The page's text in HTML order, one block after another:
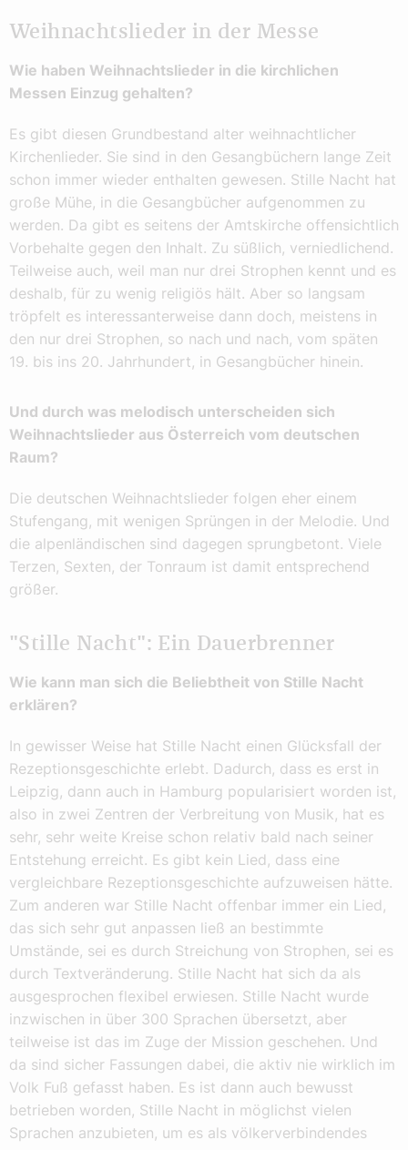
Weihnachtslieder in der Messe
Wie haben Weihnachtslieder in die kirchlichen
Messen Einzug gehalten?
Es gibt diesen Grundbestand alter weihnachtlicher
Kirchenlieder. Sie sind in den Gesangbüchern lange Zeit
schon immer wieder enthalten gewesen. Stille Nacht hat
große Mühe, in die Gesangbücher aufgenommen zu
werden. Da gibt es seitens der Amtskirche offensichtlich
Vorbehalte gegen den Inhalt. Zu süßlich, verniedlichend.
Teilweise auch, weil man nur drei Strophen kennt und es
deshalb, für zu wenig religiös hält. Aber so langsam
tröpfelt es interessanterweise dann doch, meistens in
den nur drei Strophen, so nach und nach, vom späten
19. bis ins 20. Jahrhundert, in Gesangbücher hinein.
Und durch was melodisch unterscheiden sich
Weihnachtslieder aus Österreich vom deutschen
Raum?
Die deutschen Weihnachtslieder folgen eher einem
Stufengang, mit wenigen Sprüngen in der Melodie. Und
die alpenländischen sind dagegen sprungbetont. Viele
Terzen, Sexten, der Tonraum ist damit entsprechend
größer.
"Stille Nacht": Ein Dauerbrenner
Wie kann man sich die Beliebtheit von Stille Nacht
erklären?
In gewisser Weise hat Stille Nacht einen Glücksfall der
Rezeptionsgeschichte erlebt. Dadurch, dass es erst in
Leipzig, dann auch in Hamburg popularisiert worden ist,
also in zwei Zentren der Verbreitung von Musik, hat es
sehr, sehr weite Kreise schon relativ bald nach seiner
Entstehung erreicht. Es gibt kein Lied, dass eine
vergleichbare Rezeptionsgeschichte aufzuweisen hätte.
Zum anderen war Stille Nacht offenbar immer ein Lied,
das sich sehr gut anpassen ließ an bestimmte
Umstände, sei es durch Streichung von Strophen, sei es
durch Textveränderung. Stille Nacht hat sich da als
ausgesprochen flexibel erwiesen. Stille Nacht wurde
inzwischen in über 300 Sprachen übersetzt, aber
teilweise ist das im Zuge der Mission geschehen. Und
da sind sicher Fassungen dabei, die aktiv nie wirklich im
Volk Fuß gefasst haben. Es ist dann auch bewusst
betrieben worden, Stille Nacht in möglichst vielen
Sprachen anzubieten, um es als völkerverbindendes